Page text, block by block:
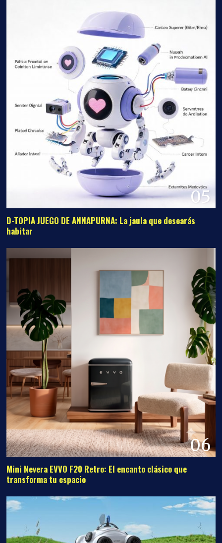
05
D-TOPIA JUEGO DE ANNAPURNA: La jaula que desearás
habitar
06
Mini Nevera EVVO F20 Retro: El encanto clásico que
transforma tu espacio